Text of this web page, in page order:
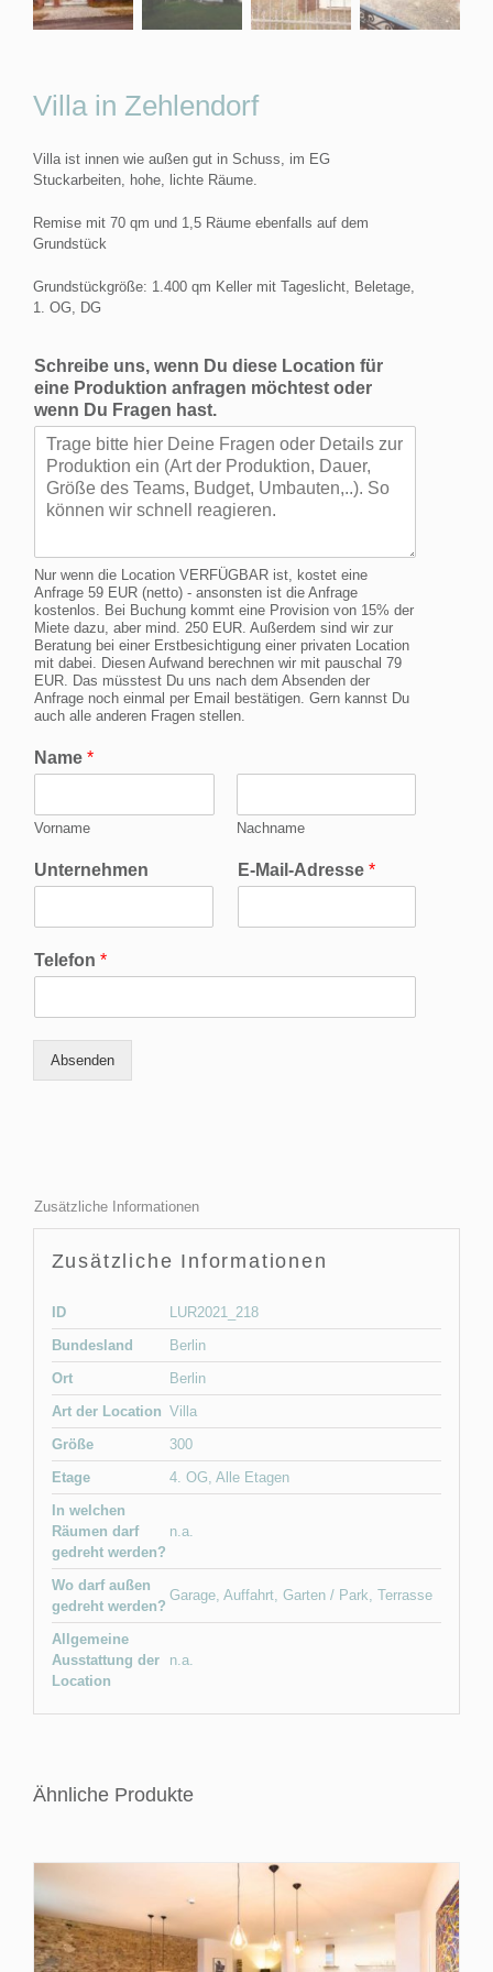
Villa in Zehlendorf
Villa ist innen wie außen gut in Schuss, im EG
Stuckarbeiten, hohe, lichte Räume.
Remise mit 70 qm und 1,5 Räume ebenfalls auf dem
Grundstück
Grundstückgröße: 1.400 qm Keller mit Tageslicht, Beletage,
1. OG, DG
Schreibe uns, wenn Du diese Location für
eine Produktion anfragen möchtest oder
wenn Du Fragen hast.
Nur wenn die Location VERFÜGBAR ist, kostet eine
Anfrage 59 EUR (netto) - ansonsten ist die Anfrage
kostenlos. Bei Buchung kommt eine Provision von 15% der
Miete dazu, aber mind. 250 EUR. Außerdem sind wir zur
Beratung bei einer Erstbesichtigung einer privaten Location
mit dabei. Diesen Aufwand berechnen wir mit pauschal 79
EUR. Das müsstest Du uns nach dem Absenden der
Anfrage noch einmal per Email bestätigen. Gern kannst Du
auch alle anderen Fragen stellen.
Name *
Vorname Nachname
Unternehmen E-Mail-Adresse *
Telefon *
Absenden
Zusätzliche Informationen
Zusätzliche Informationen
ID
LUR2021_218
Bundesland
Berlin
Ort
Berlin
Art der Location Villa
Größe
300
Etage
4. OG Alle Etagen
In welchen
Räumen darf
gedreht werden?
n.a.
Wo darf außen
gedreht werden?
Garage, Auffahrt, Garten / Park Terrasse
Allgemeine
Ausstattung der
Location
n.a.
Ähnliche Produkte